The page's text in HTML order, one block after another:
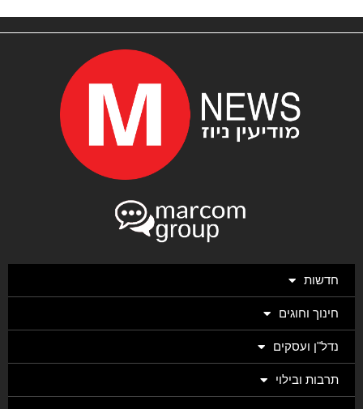
חדשות
חינוך וחוגים
נדל"ן ועסקים
תרבות ובילוי